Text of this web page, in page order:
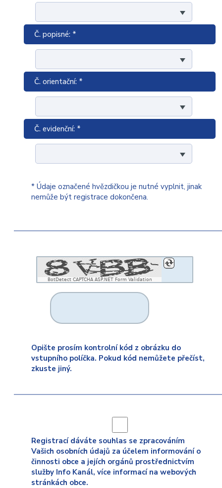
Č. popisné: *
Č. orientační: *
Č. evidenční: *
* Údaje označené hvězdičkou je nutné vyplnit, jinak
nemůže být registrace dokončena.
BotDetect CAPTCHA ASP.NET Form Validation
Opište prosím kontrolní kód z obrázku do
vstupního políčka. Pokud kód nemůžete přečíst,
zkuste jiný.
Registrací dáváte souhlas se zpracováním
Vašich osobních údajů za účelem informování o
činnosti obce a jejích orgánů prostřednictvím
služby Info Kanál, více informací na webových
stránkách obce.